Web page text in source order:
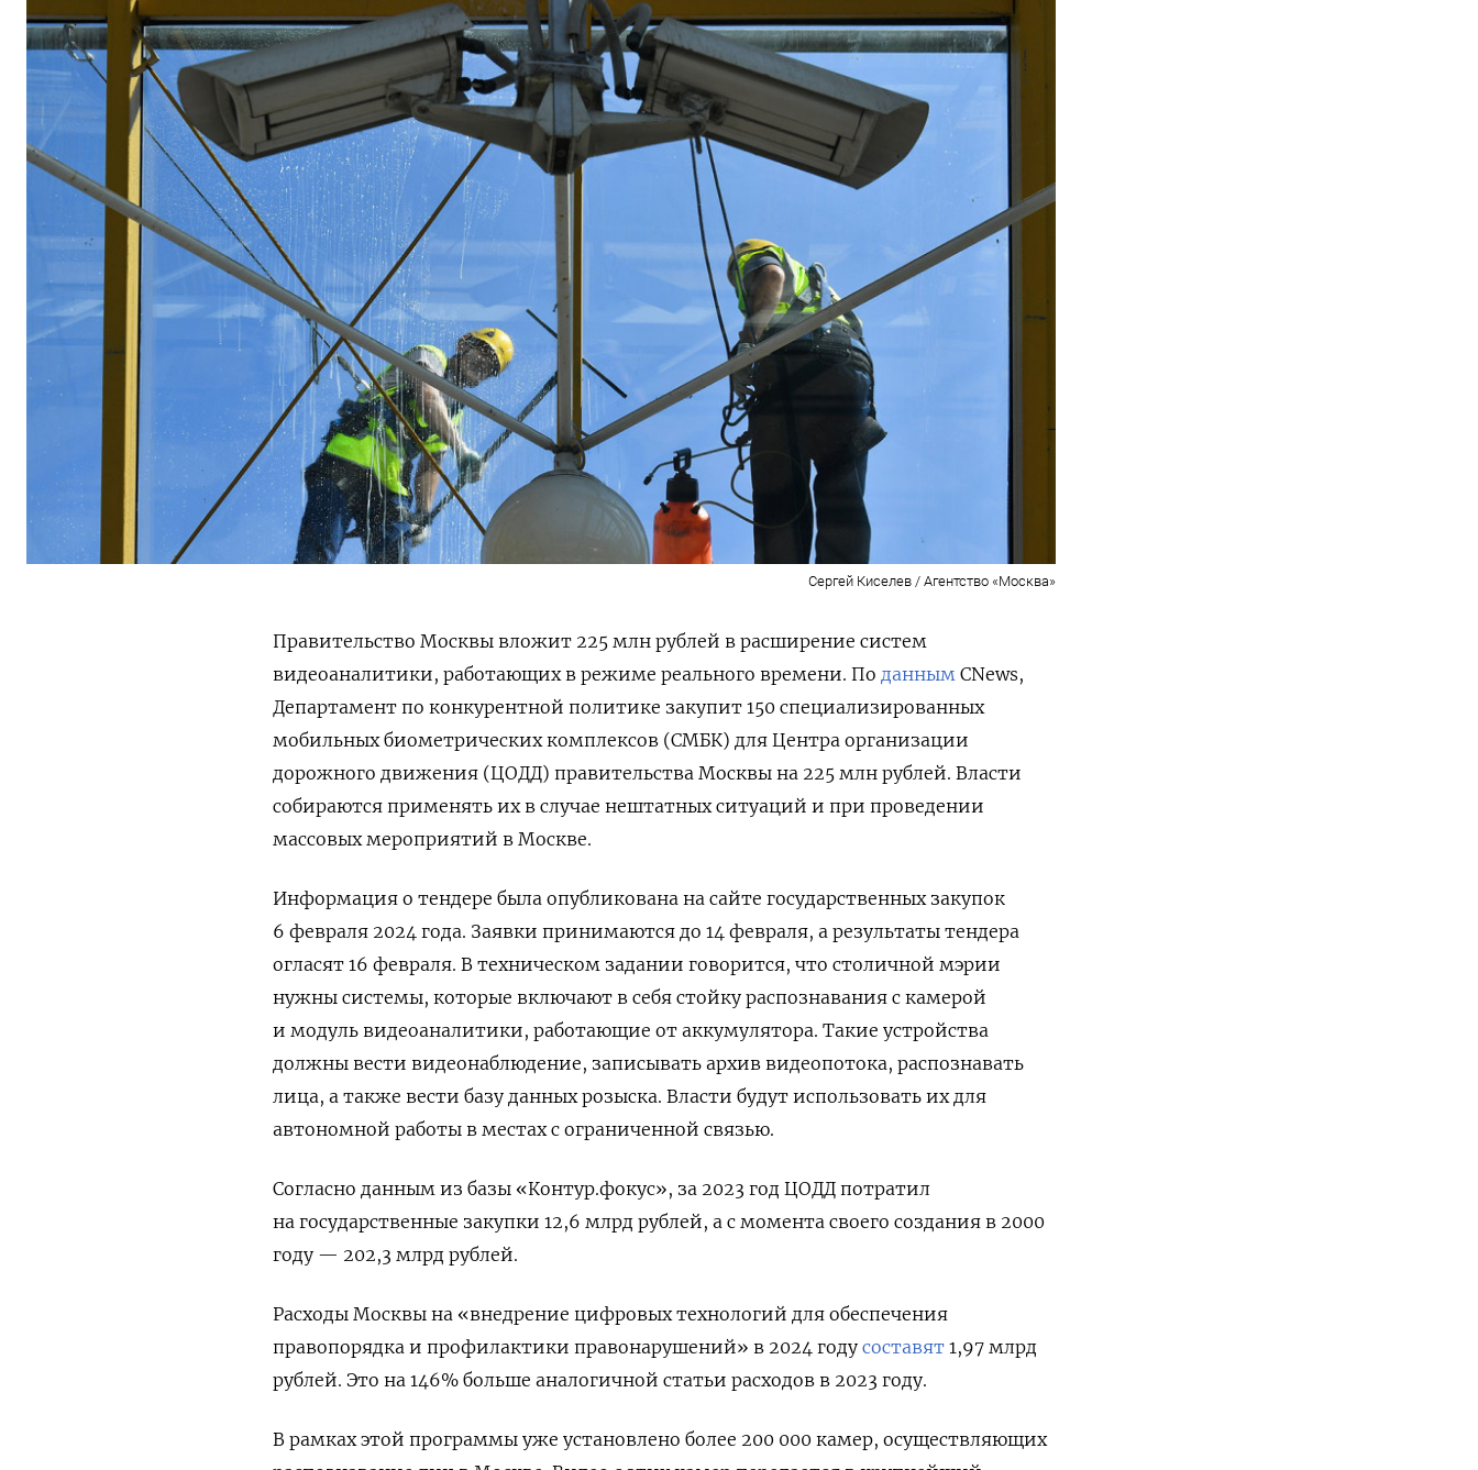
Сергей Киселев / Агентство «Москва»
Правительство Москвы вложит 225 млн рублей в расширение систем
видеоаналитики, работающих в режиме реального времени. По данным CNews,
Департамент по конкурентной политике закупит 150 специализированных
мобильных биометрических комплексов (СМБК) для Центра организации
дорожного движения (ЦОДД) правительства Москвы на 225 млн рублей. Власти
собираются применять их в случае нештатных ситуаций и при проведении
массовых мероприятий в Москве.
Информация о тендере была опубликована на сайте государственных закупок
6 февраля 2024 года. Заявки принимаются до 14 февраля, а результаты тендера
огласят 16 февраля. В техническом задании говорится, что столичной мэрии
нужны системы, которые включают в себя стойку распознавания с камерой
и модуль видеоаналитики, работающие от аккумулятора. Такие устройства
должны вести видеонаблюдение, записывать архив видеопотока, распознавать
лица, а также вести базу данных розыска. Власти будут использовать их для
автономной работы в местах с ограниченной связью.
Согласно данным из базы «Контур.фокус», за 2023 год ЦОДД потратил
на государственные закупки 12,6 млрд рублей, а с момента своего создания в 2000
году — 202,3 млрд рублей.
Расходы Москвы на «внедрение цифровых технологий для обеспечения
правопорядка и профилактики правонарушений» в 2024 году составят 1,97 млрд
рублей. Это на 146% больше аналогичной статьи расходов в 2023 году.
В рамках этой программы уже установлено более 200 000 камер, осуществляющих